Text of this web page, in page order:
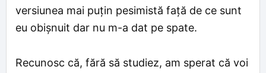
versiunea mai puțin pesimistă față de ce sunt
eu obișnuit dar nu m-a dat pe spate.
Recunosc că, fără să studiez, am sperat că voi